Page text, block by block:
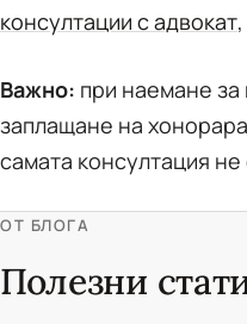
консултации с адвокат
Важно: при наемане
заплащане на
самата консултация
ОТ БЛОГА
Полезни